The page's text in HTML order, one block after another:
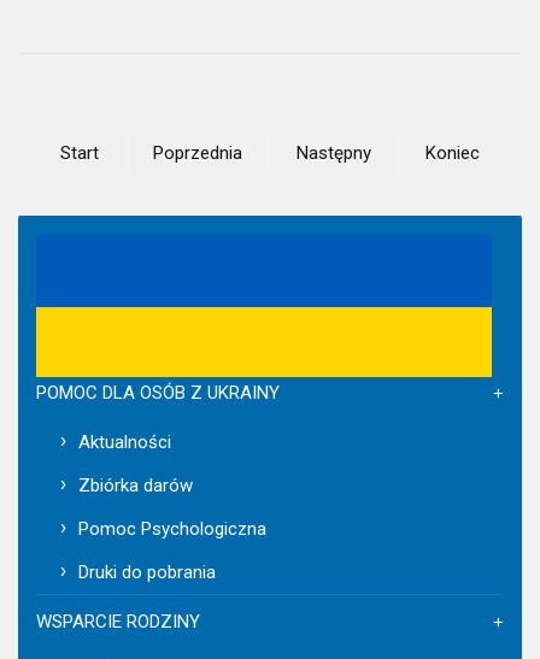
Start Poprzednia Następny Koniec
POMOC DLA OSÓB Z UKRAINY
Aktualności
Zbiórka darów
Pomoc Psychologiczna
Druki do pobrania
WSPARCIE RODZINY